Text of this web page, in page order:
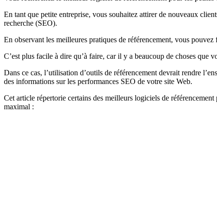
En tant que petite entreprise, vous souhaitez attirer de nouveaux
recherche (SEO).
En observant les meilleures pratiques de référencement, vous
C’est plus facile à dire qu’à faire, car il y a beaucoup de choses que
Dans ce cas, l’utilisation d’outils de référencement devrait rendre
des informations sur les performances SEO de votre site Web.
Cet article répertorie certains des meilleurs logiciels de
maximal :